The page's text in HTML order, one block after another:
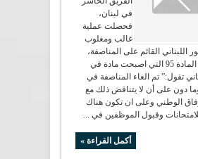
في لبنان،
فحصلت عملية
غالب ومغلوب
اللبناني القائم على المناصفة،
والتعديل في المادة 95 التي اصبحت مادة في
تقول:” تم الغاء المناصفة في
وما دون على أن لا يتناقض ذلك مع
الوطني وعلى ان تكون هناك
وقبول الموظفين في ...
أكمل القراءة »